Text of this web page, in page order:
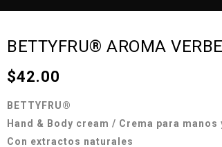
BETTYFRU® AROMA
$42.00
BETTYFRU®
Hand & Body cream / Crema para manos
Con extractos naturales